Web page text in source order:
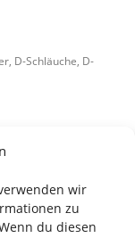
wir
zu
du diesen
D-Schläuche, D-